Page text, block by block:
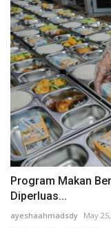
Program Makan
Diperluas...
ayeshaahmadsdy May